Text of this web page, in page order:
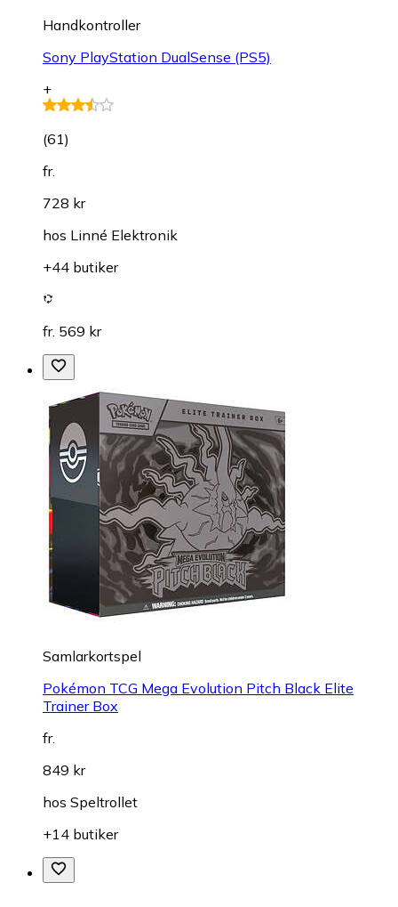
Handkontroller
Sony PlayStation DualSense (PS5)
+
(61)
fr.
728 kr
hos Linné Elektronik
+44 butiker
fr. 569 kr
Samlarkortspel
Pokémon TCG Mega Evolution Pitch Black Elite
Trainer Box
fr.
849 kr
hos Speltrollet
+14 butiker